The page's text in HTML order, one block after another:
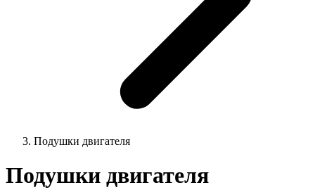
Подушки двигателя
Подушки двигателя